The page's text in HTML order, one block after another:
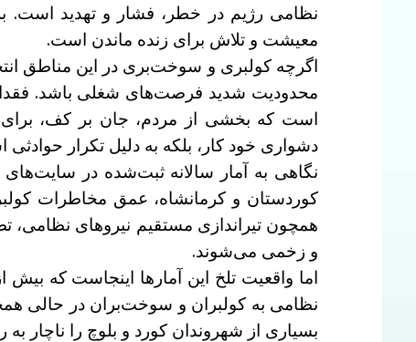
نظامی رژیم در خطر، فشار و تهدید است.
معیشت و تلاش برای زنده ماندن است.
اگرچه کولبری و سوخت‌بری در این مناطق
محدودیت شدید فرصت‌های شغلی باشد.
است که بخشی از مردم، جان بر کف، برای
دشواری خود کار، بلکه به دلیل تکرار
نگاهی به آمار سالانه ثبت‌شده در
کوردستان و کرمانشاه، عمق مخاطرات
همچون تیراندازی مستقیم نیروهای نظامی،
و زخمی می‌شوند.
نظامی به کولبران و سوخت‌بران در حالی
بسیاری از شهروندان کورد و بلوچ را ناچار